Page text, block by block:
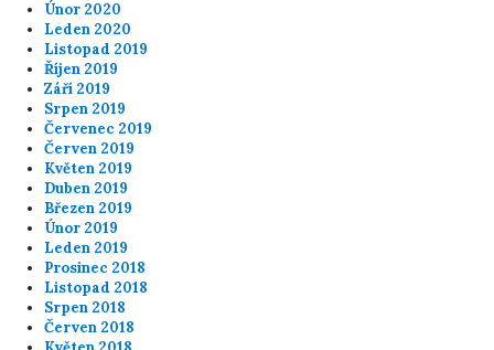
Únor 2020
Leden 2020
Listopad 2019
Říjen 2019
Září 2019
Srpen 2019
Červenec 2019
Červen 2019
Květen 2019
Duben 2019
Březen 2019
Únor 2019
Leden 2019
Prosinec 2018
Listopad 2018
Srpen 2018
Červen 2018